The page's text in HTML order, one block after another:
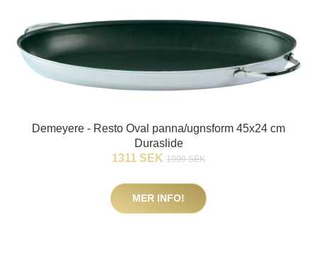
Demeyere - Resto Oval panna/ugnsform 45x24 cm
Duraslide
1311 SEK 1999 SEK
MER INFO!